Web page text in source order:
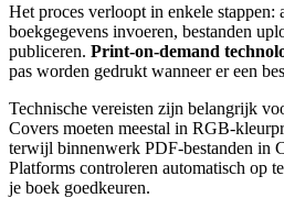
Het proces verloopt in enkele stappen:
boekgegevens invoeren, bestanden
publiceren. Print-on-demand
pas worden gedrukt wanneer er een
Technische vereisten zijn belangrijk
Covers moeten meestal in RGB-
terwijl binnenwerk PDF-bestanden in
Platforms controleren automatisch op
je boek goedkeuren.